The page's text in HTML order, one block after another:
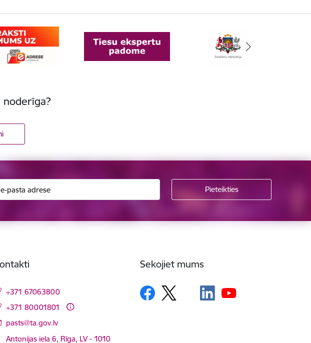
+371 67063800
+371 80001801
E-pasts:
pasts@ta.gov.lv
Antonijas iela 6, Rīga, LV - 1010
Sekojiet mums